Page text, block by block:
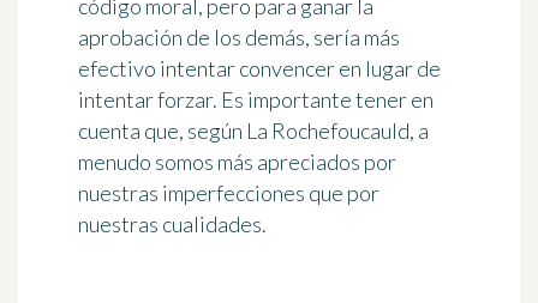
código moral, pero para ganar la
aprobación de los demás, sería más
efectivo intentar convencer en lugar de
intentar forzar. Es importante tener en
cuenta que, según La Rochefoucauld, a
menudo somos más apreciados por
nuestras imperfecciones que por
nuestras cualidades.